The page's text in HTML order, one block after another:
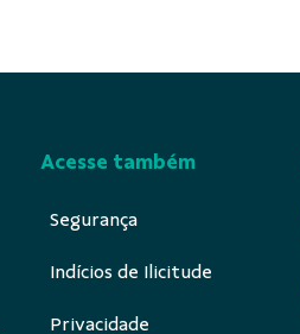
Acesse também
Segurança
Indícios de Ilicitude
Privacidade